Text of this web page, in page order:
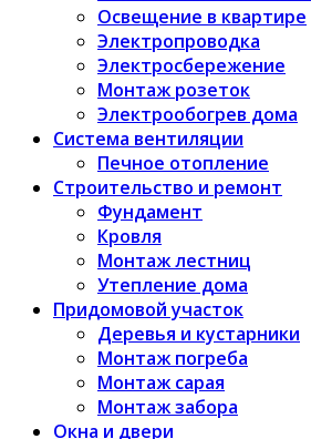
Освещение в квартире
Электропроводка
Электросбережение
Монтаж розеток
Электрообогрев дома
Система вентиляции
Печное отопление
Строительство и ремонт
Фундамент
Кровля
Монтаж лестниц
Утепление дома
Придомовой участок
Деревья и кустарники
Монтаж погреба
Монтаж сарая
Монтаж забора
Окна и двери